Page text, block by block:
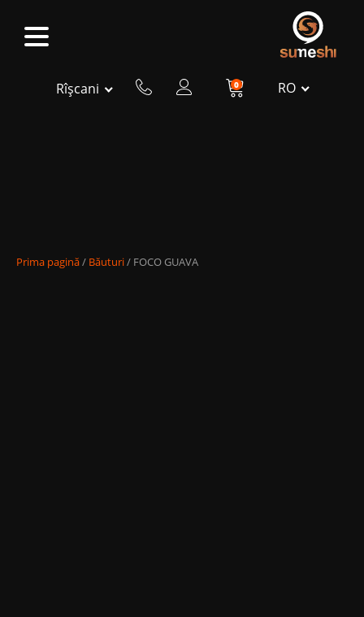
Rîșcani 0 RO
Prima pagină/ Băuturi/ FOCO GUAVA